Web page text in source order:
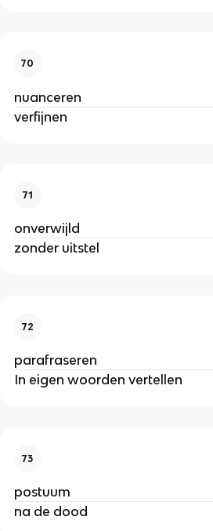
70
nuanceren
verfijnen
71
onverwijld
zonder uitstel
72
parafraseren
In eigen woorden vertellen
73
postuum
na de dood